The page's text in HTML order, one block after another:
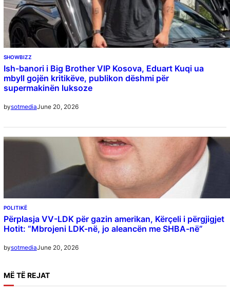
SHOWBIZZ
Ish-banori i Big Brother VIP Kosova, Eduart Kuqi ua
mbyll gojën kritikëve, publikon dëshmi për
supermakinën luksoze
bysotmediaJune 20, 2026
POLITIKË
Përplasja VV-LDK për gazin amerikan, Kërçeli i përgjigjet
Hotit: “Mbrojeni LDK-në, jo aleancën me SHBA-në”
bysotmediaJune 20, 2026
MË TË REJAT